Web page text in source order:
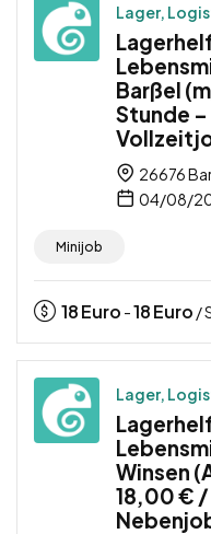
Lager,
Barßel
Stunde
26676
04/08/
Minijob
18Euro -18Euro /
Lager,
Winsen
18,00 € /